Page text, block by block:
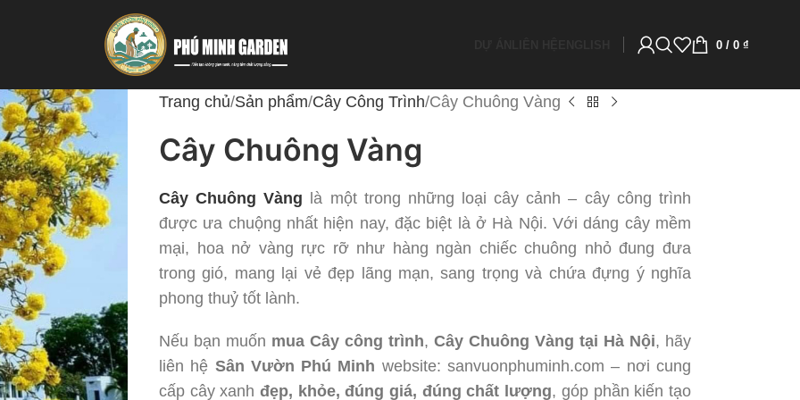
0 / 0 ₫
Trang chủ Sản phẩm Cây Công Trình Cây Chuông Vàng
Cây Chuông Vàng
Cây Chuông Vàng là một trong những loại cây cảnh – cây công trình
được ưa chuộng nhất hiện nay, đặc biệt là ở Hà Nội. Với dáng cây mềm
mại, hoa nở vàng rực rỡ như hàng ngàn chiếc chuông nhỏ đung đưa
trong gió, mang lại vẻ đẹp lãng mạn, sang trọng và chứa đựng ý nghĩa
phong thuỷ tốt lành.
Nếu bạn muốn mua Cây công trình, Cây Chuông Vàng tại Hà Nội, hãy
liên hệ Sân Vườn Phú Minh website: sanvuonphuminh.com – nơi cung
cấp cây xanhđẹp, khỏe, đúng giá, đúng chất lượng, góp phần kiến tạo